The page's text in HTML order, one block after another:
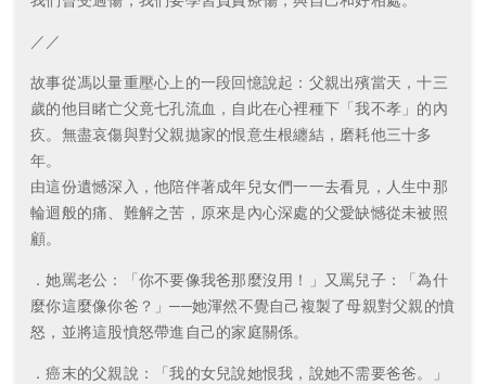
／／
故事從馮以量重壓心上的一段回憶說起：父親出殯當天，十三
歲的他目睹亡父竟七孔流血，自此在心裡種下「我不孝」的內
疚。無盡哀傷與對父親拋家的恨意生根纏結，磨耗他三十多
年。
由這份遺憾深入，他陪伴著成年兒女們一一去看見，人生中那
輪迴般的痛、難解之苦，原來是內心深處的父愛缺憾從未被照
顧。
．她罵老公：「你不要像我爸那麼沒用！」又罵兒子：「為什
麼你這麼像你爸？」──她渾然不覺自己複製了母親對父親的憤
怒，並將這股憤怒帶進自己的家庭關係。
．癌末的父親說：「我的女兒說她恨我，說她不需要爸爸。」